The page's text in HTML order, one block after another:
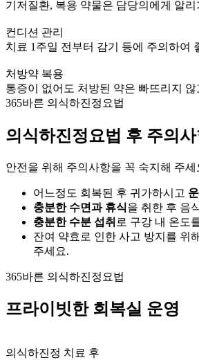
기저질환, 복용 약물은 담당의에게 알리
컨디션 관리
치료 1주일 전부터 감기 등에 주의하여
처방약 복용
통증이 없어도 처방된 약은 빠뜨리지 않
365바른 의식하진정요법
의식하진정요법 후 주의
안전을 위해 주의사항을 꼭 숙지해 주세
어느정도 회복된 후 귀가하시고
충분한 수면과 휴식을 취한 후 음
충분한 수분 섭취 로 구강 내 온도
잔여 약효로 인한 사고 방지를 위해
주세요.
365바른 의식하진정요법
프라이빗한 회복실 운영
의식하진정 치료 후